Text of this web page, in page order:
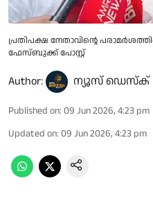
പ്രതിപക്ഷ നേതാവിൻ്റെ
ഫേസ്ബുക്ക് പോസ്റ്റ്
Author: ന്യൂസ് ഡെസ്ക്
Published on: 09 Jun 2026, 4:23 pm
Updated on: 09 Jun 2026, 4:23 pm